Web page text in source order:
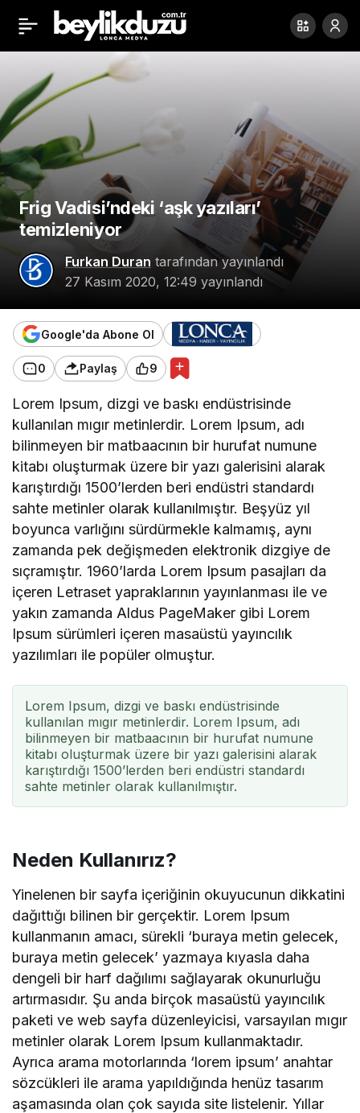
Frig Vadisi’ndeki ‘aşk yazıları’
temizleniyor
Furkan Duran tarafından yayınlandı
27 Kasım 2020, 12:49 yayınlandı
Google'da Abone Ol
0 Paylaş 9
Lorem Ipsum, dizgi ve baskı endüstrisinde
kullanılan mıgır metinlerdir. Lorem Ipsum, adı
bilinmeyen bir matbaacının bir hurufat numune
kitabı oluşturmak üzere bir yazı galerisini alarak
karıştırdığı 1500’lerden beri endüstri standardı
sahte metinler olarak kullanılmıştır. Beşyüz yıl
boyunca varlığını sürdürmekle kalmamış, aynı
zamanda pek değişmeden elektronik dizgiye de
sıçramıştır. 1960’larda Lorem Ipsum pasajları da
içeren Letraset yapraklarının yayınlanması ile ve
yakın zamanda Aldus PageMaker gibi Lorem
Ipsum sürümleri içeren masaüstü yayıncılık
yazılımları ile popüler olmuştur.
Lorem Ipsum, dizgi ve baskı endüstrisinde
kullanılan mıgır metinlerdir. Lorem Ipsum, adı
bilinmeyen bir matbaacının bir hurufat numune
kitabı oluşturmak üzere bir yazı galerisini alarak
karıştırdığı 1500’lerden beri endüstri standardı
sahte metinler olarak kullanılmıştır.
Neden Kullanırız?
Yinelenen bir sayfa içeriğinin okuyucunun dikkatini
dağıttığı bilinen bir gerçektir. Lorem Ipsum
kullanmanın amacı, sürekli ‘buraya metin gelecek,
buraya metin gelecek’ yazmaya kıyasla daha
dengeli bir harf dağılımı sağlayarak okunurluğu
artırmasıdır. Şu anda birçok masaüstü yayıncılık
paketi ve web sayfa düzenleyicisi, varsayılan mıgır
metinler olarak Lorem Ipsum kullanmaktadır.
Ayrıca arama motorlarında ‘lorem ipsum’ anahtar
sözcükleri ile arama yapıldığında henüz tasarım
aşamasında olan çok sayıda site listelenir. Yıllar
Kofana balığını gören
müşteriler şaşkınlığını
gizleyemedi.
Paylaş